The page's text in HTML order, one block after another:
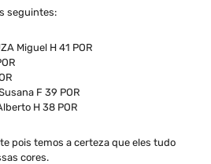
seguintes:
Miguel H 41 POR
F 39 POR
H 38 POR
pois temos a certeza que eles tudo
cores.